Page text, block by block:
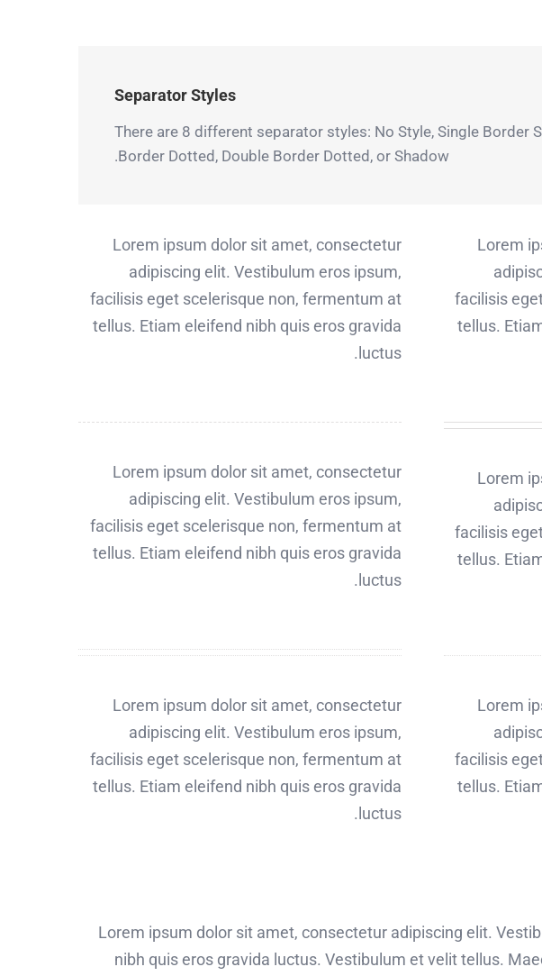
Separator Styles
There are 8 different separator styles: No Style, Single Border
Border Dotted, Double Border Dotted, or Shadow.
Lorem
facilisis
tellus.
Lorem
facilisis
tellus.
Lorem
facilisis
tellus.
Lorem ipsum dolor sit amet, consectetur
adipiscing elit. Vestibulum eros ipsum,
facilisis eget scelerisque non, fermentum at
tellus. Etiam eleifend nibh quis eros gravida
luctus.
Lorem ipsum dolor sit amet, consectetur
adipiscing elit. Vestibulum eros ipsum,
facilisis eget scelerisque non, fermentum at
tellus. Etiam eleifend nibh quis eros gravida
luctus.
Lorem ipsum dolor sit amet, consectetur
adipiscing elit. Vestibulum eros ipsum,
facilisis eget scelerisque non, fermentum at
tellus. Etiam eleifend nibh quis eros gravida
luctus.
Lorem ipsum dolor sit amet, consectetur adipiscing elit.
nibh quis eros gravida luctus. Vestibulum et velit tellus.